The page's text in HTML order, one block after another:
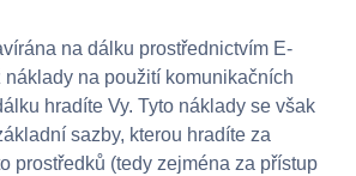
na dálku prostřednictvím E-
náklady na použití komunikačních
hradíte Vy. Tyto náklady se však
sazby, kterou hradíte za
prostředků (tedy zejména za přístup